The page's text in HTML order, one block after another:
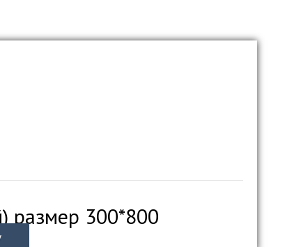
размер 300*800